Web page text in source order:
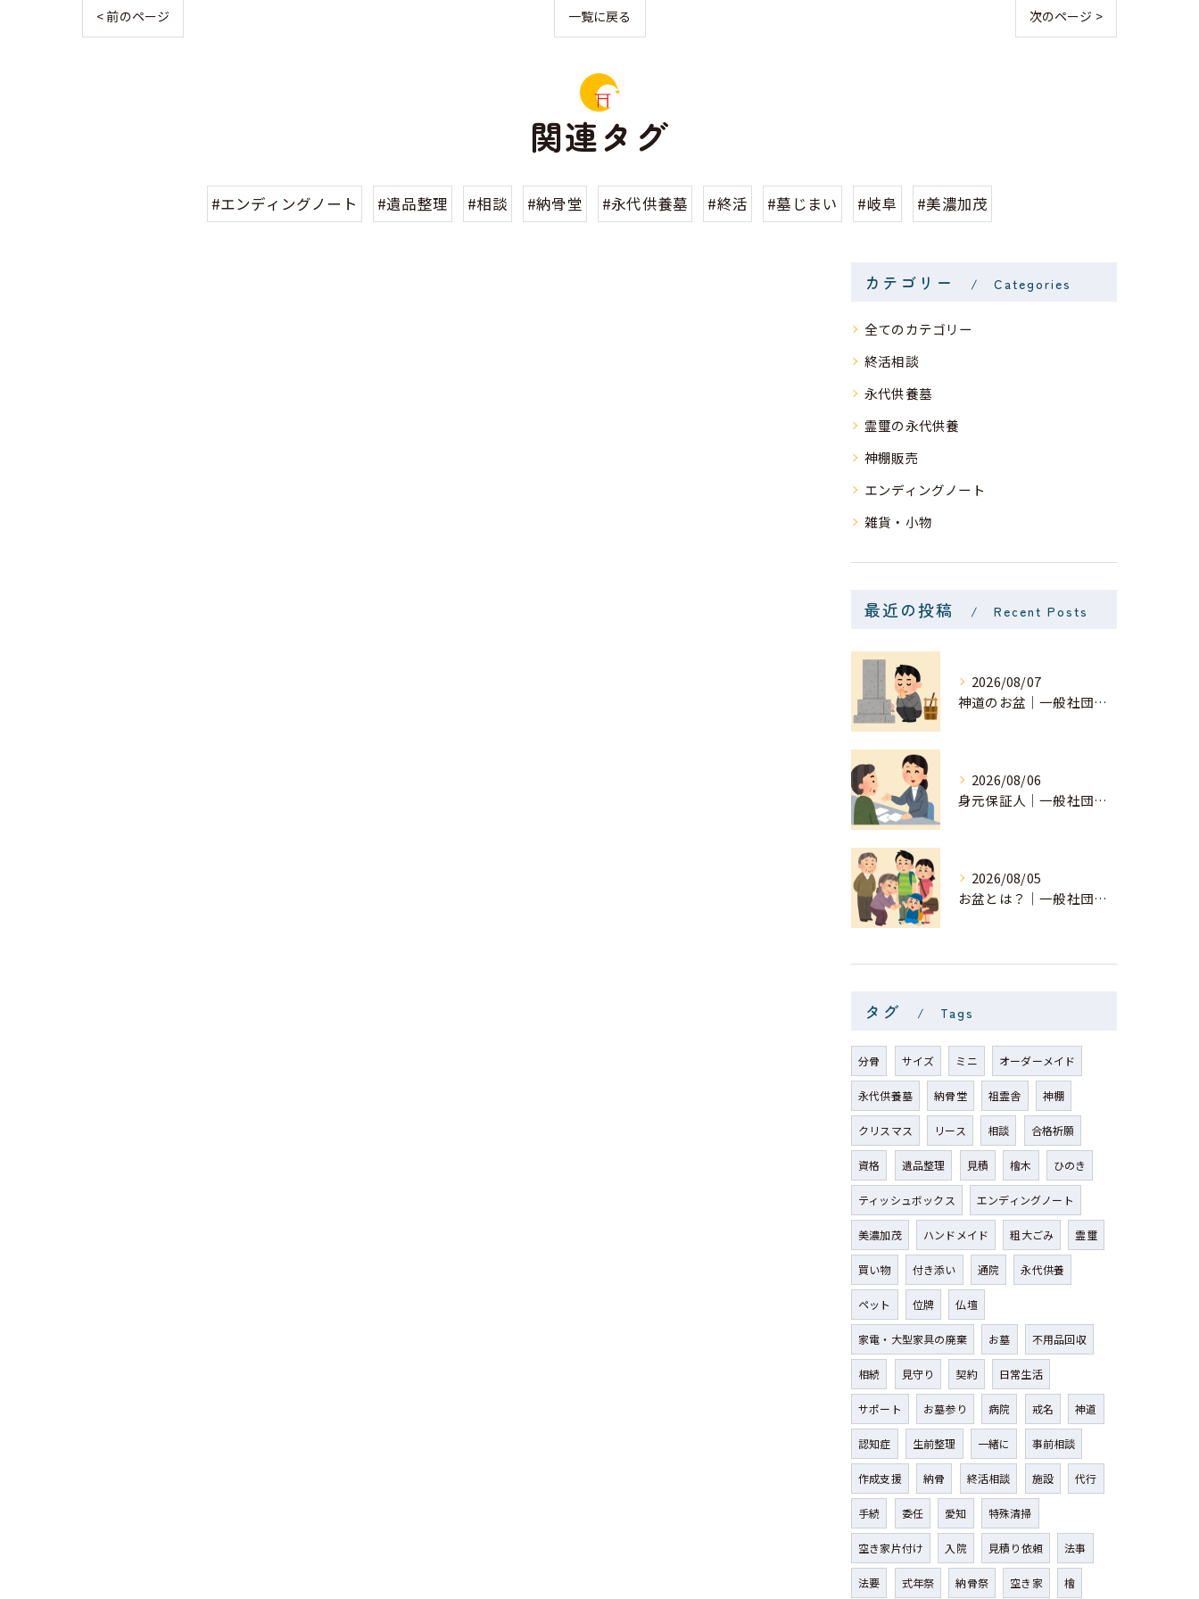
< 前のページ 一覧に戻る 次のページ >
関連タグ
#エンディングノート #遺品整理 #相談 #納骨堂 #永代供養墓 #終活 #墓じまい #岐阜 #美濃加茂
カテゴリー Categories
全てのカテゴリー
終活相談
永代供養墓
霊璽の永代供養
神棚販売
エンディングノート
雑貨・小物
最近の投稿 Recent Posts
2026/08/07
神道のお盆｜一般社団法人 星月
2026/08/06
身元保証人｜一般社団法人 星月
2026/08/05
お盆とは？｜一般社団法人 星月
タグ Tags
分骨 サイズ ミニ オーダーメイド
永代供養墓 納骨堂 祖霊舎 神棚
クリスマス リース 相談 合格祈願
資格 遺品整理 見積 檜木 ひのき
ティッシュボックス エンディングノート
美濃加茂 ハンドメイド 粗大ごみ 霊璽
買い物 付き添い 通院 永代供養
ペット 位牌 仏壇
家電・大型家具の廃棄 お墓 不用品回収
相続 見守り 契約 日常生活
サポート お墓参り 病院 戒名 神道
認知症 生前整理 一緒に 事前相談
作成支援 納骨 終活相談 施設 代行
手続 委任 愛知 特殊清掃
空き家片付け 入院 見積り依頼 法事
法要 式年祭 納骨祭 空き家 檜